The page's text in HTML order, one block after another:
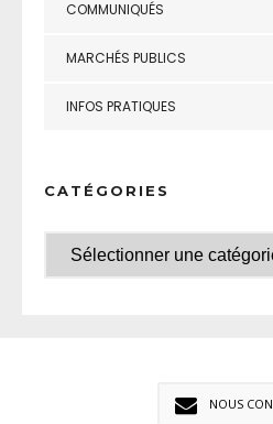
COMMUNIQUÉS
MARCHÉS PUBLICS
INFOS PRATIQUES
CATÉGORIES
NOUS